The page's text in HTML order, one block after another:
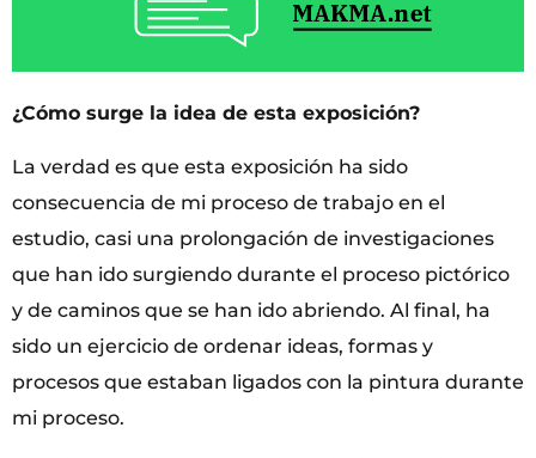
¿Cómo surge la idea de esta exposición?
La verdad es que esta exposición ha sido
consecuencia de mi proceso de trabajo en el
estudio, casi una prolongación de investigaciones
que han ido surgiendo durante el proceso pictórico
y de caminos que se han ido abriendo. Al final, ha
sido un ejercicio de ordenar ideas, formas y
procesos que estaban ligados con la pintura durante
mi proceso.